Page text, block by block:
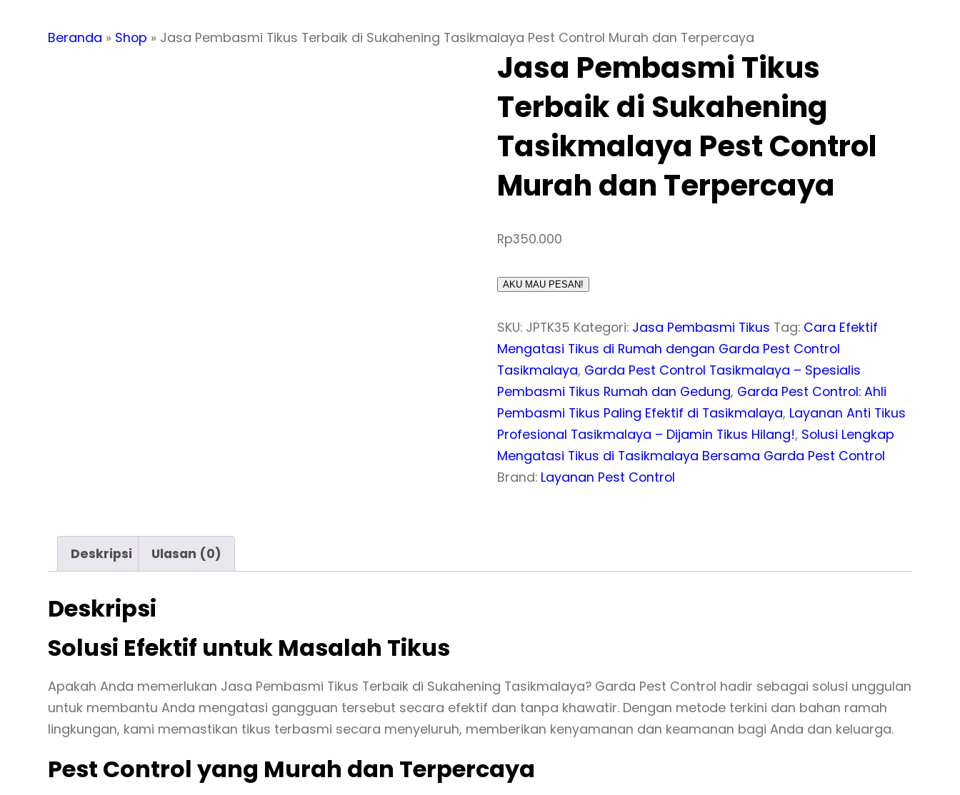
Beranda » Shop » Jasa Pembasmi Tikus Terbaik di Sukahening Tasikmalaya Pest Control Murah dan Terpercaya
Jasa Pembasmi Tikus
Terbaik di Sukahening
Tasikmalaya Pest Control
Murah dan Terpercaya
Rp350.000
AKU MAU PESAN!
SKU: JPTK35 Kategori: Jasa Pembasmi Tikus Tag: Cara Efektif
Mengatasi Tikus di Rumah dengan Garda Pest Control
Tasikmalaya, Garda Pest Control Tasikmalaya – Spesialis
Pembasmi Tikus Rumah dan Gedung, Garda Pest Control: Ahli
Pembasmi Tikus Paling Efektif di Tasikmalaya, Layanan Anti Tikus
Profesional Tasikmalaya – Dijamin Tikus Hilang!, Solusi Lengkap
Mengatasi Tikus di Tasikmalaya Bersama Garda Pest Control
Brand: Layanan Pest Control
Deskripsi Ulasan (0)
Deskripsi
Solusi Efektif untuk Masalah Tikus
Apakah Anda memerlukan Jasa Pembasmi Tikus Terbaik di Sukahening Tasikmalaya? Garda Pest Control hadir sebagai solusi unggulan
untuk membantu Anda mengatasi gangguan tersebut secara efektif dan tanpa khawatir. Dengan metode terkini dan bahan ramah
lingkungan, kami memastikan tikus terbasmi secara menyeluruh, memberikan kenyamanan dan keamanan bagi Anda dan keluarga.
Pest Control yang Murah dan Terpercaya